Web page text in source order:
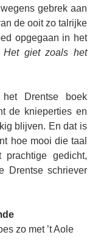
gebrek aan
de ooit zo talrijke
opgegaan in het
Het giet zoals het
Drentse boek
de knieperties en
blijven. En dat is
hoe mooi die taal
gedicht,
Drentse schriever
zo met ’t Aole